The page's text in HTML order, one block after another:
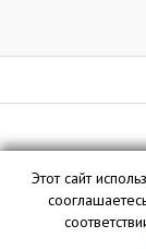
База данных
Этот сайт